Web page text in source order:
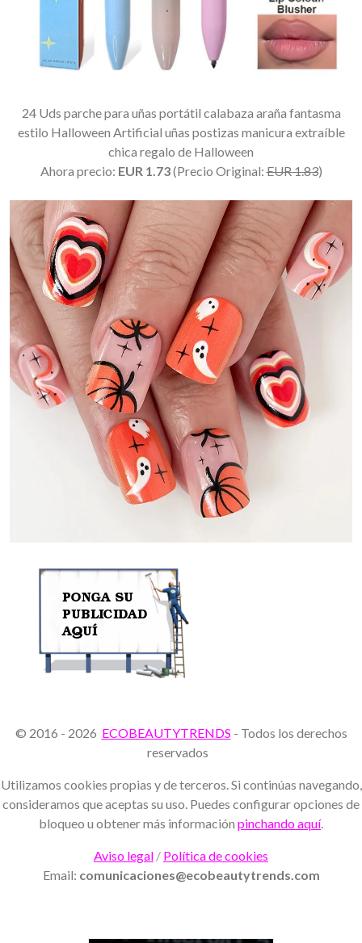
24 Uds parche para uñas portátil calabaza araña fantasma
estilo Halloween Artificial uñas postizas manicura extraíble
chica regalo de Halloween
Ahora precio: EUR 1.73(Precio Original:EUR 1.83)
© 2016 - 2026 ECOBEAUTYTRENDS - Todos los derechos
reservados
Utilizamos cookies propias y de terceros. Si continúas navegando,
consideramos que aceptas su uso. Puedes configurar opciones de
bloqueo u obtener más información pinchando aquí.
Aviso legal / Política de cookies
Email: comunicaciones@ecobeautytrends.com